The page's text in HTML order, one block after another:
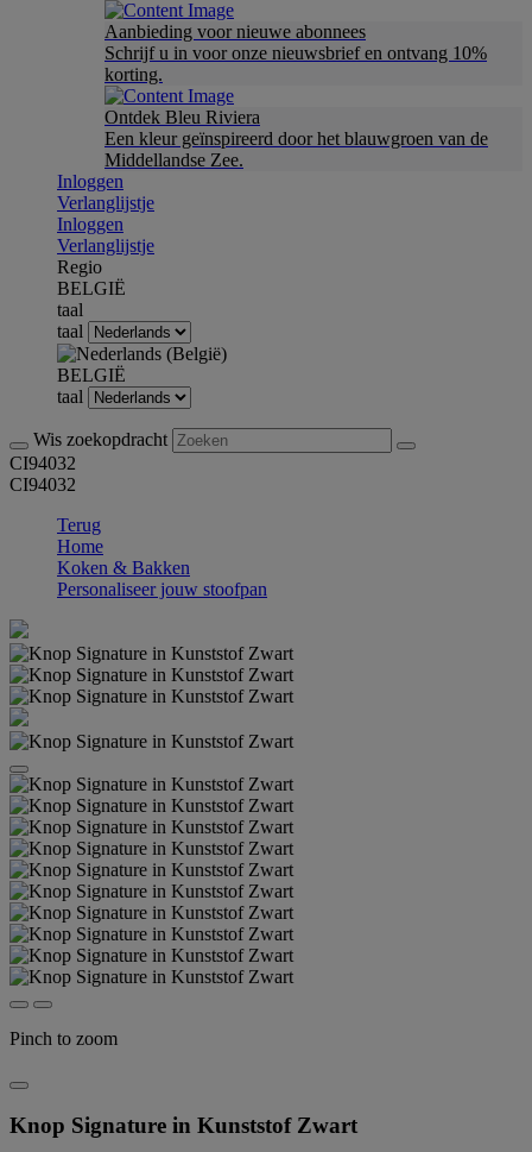
Aanbieding voor nieuwe abonnees
Schrijf u in voor onze nieuwsbrief en ontvang 10%
korting.
Ontdek Bleu Riviera
Een kleur geïnspireerd door het blauwgroen van de
Middellandse Zee.
Inloggen
Verlanglijstje
Inloggen
Verlanglijstje
Regio
BELGIË
taal
taal
BELGIË
taal
Wis zoekopdracht
CI94032
CI94032
Terug
Home
Koken & Bakken
Personaliseer jouw stoofpan
Pinch to zoom
Knop Signature in Kunststof Zwart